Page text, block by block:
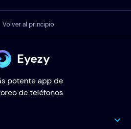
Volver al principio
Eyezy
potente app de
de teléfonos